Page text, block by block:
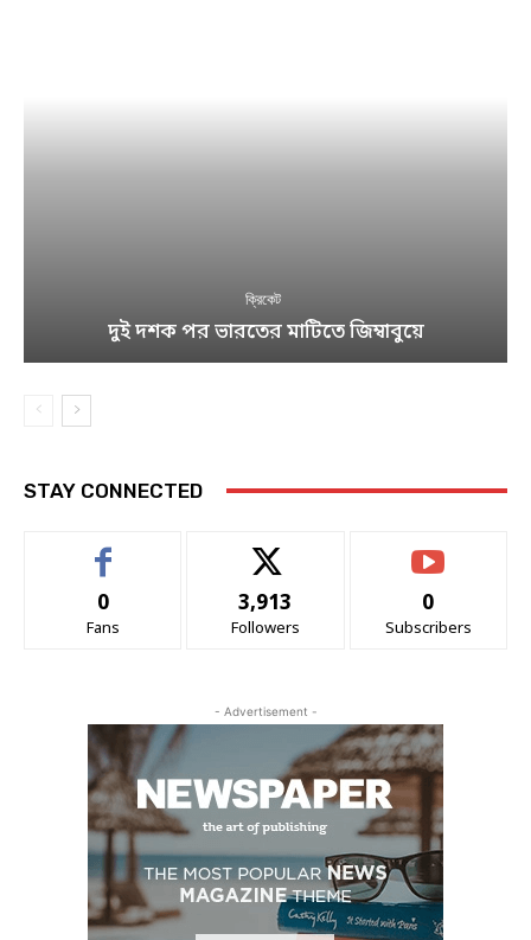
ক্রিকেট
দুই দশক পর ভারতের মাটিতে জিম্বাবুয়ে
STAY CONNECTED
0
Fans
3,913
Followers
0
Subscribers
- Advertisement -